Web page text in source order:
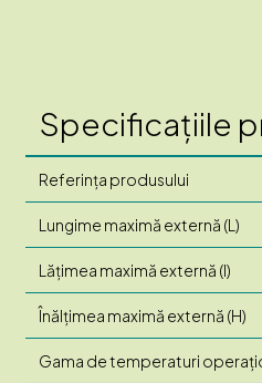
Specificațiile
Referința produsului
Lungime maximă externă (L)
Lățimea maximă externă (l)
Înălțimea maximă externă (H)
Gama de temperaturi